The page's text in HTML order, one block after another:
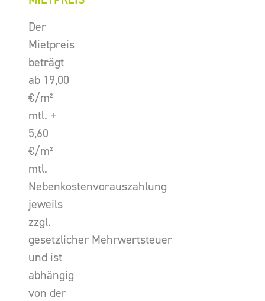
Der
Mietpreis
beträgt
ab 19,00
€/m²
mtl. +
5,60
€/m²
mtl.
Nebenkostenvorauszahlung
jeweils
zzgl.
gesetzlicher Mehrwertsteuer
und ist
abhängig
von der